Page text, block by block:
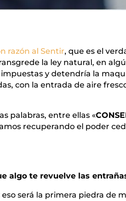
razón al Sentir, que es el
la ley natural, en
y detendría la
con la entrada de aire
palabras, entre ellas «
recuperando el poder
algo te revuelve las
será la primera piedra de